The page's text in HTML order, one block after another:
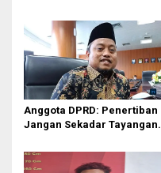
Petugas PUD Medan
Memprihatinkan
Anggota DPRD: Penertiban
Jangan Sekadar Tayangan
Nyata pada PAD